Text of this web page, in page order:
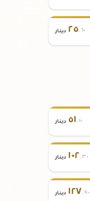
٢٥.٦٠ دينار
٥١.١٠ دينار
١٠٢ .٣٠ دينار
١٢٧ .٩٠ دينار